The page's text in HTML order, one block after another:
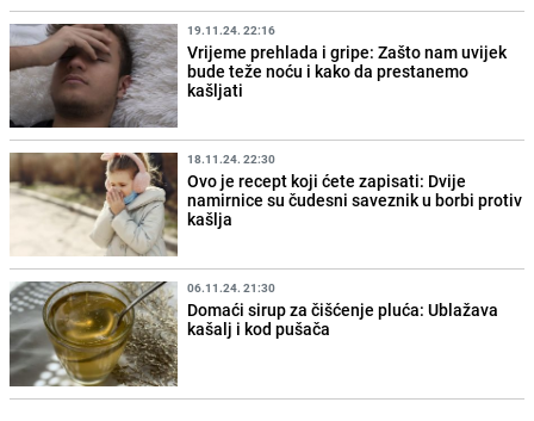
19.11.24. 22:16
Vrijeme prehlada i gripe: Zašto nam uvijek
bude teže noću i kako da prestanemo
kašljati
18.11.24. 22:30
Ovo je recept koji ćete zapisati: Dvije
namirnice su čudesni saveznik u borbi protiv
kašlja
06.11.24. 21:30
Domaći sirup za čišćenje pluća: Ublažava
kašalj i kod pušača